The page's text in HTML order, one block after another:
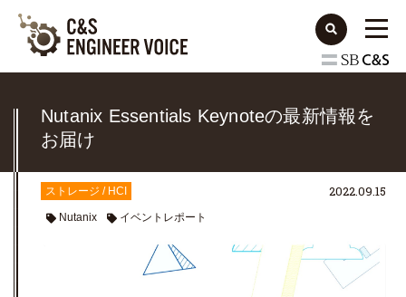
Nutanix Essentials Keynoteの最新情報を
お届け
ストレージ / HCI
Nutanix イベントレポート
2022.09.15